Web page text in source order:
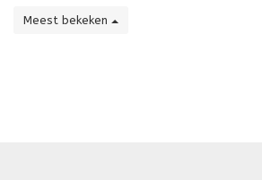
Meest bekeken